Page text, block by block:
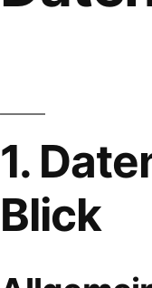
1.
Blick